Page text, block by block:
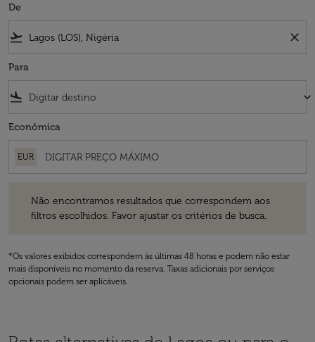
De
flight_takeoff close
Para
flight_land keyboard_arrow_down
Econômica
EUR
Não encontramos resultados que correspondem aos
filtros escolhidos. Favor ajustar os critérios de busca.
*Os valores exibidos correspondem às últimas 48 horas e podem não estar
mais disponíveis no momento da reserva. Taxas adicionais por serviços
opcionais podem ser aplicáveis.